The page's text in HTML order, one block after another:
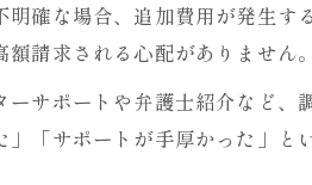
明確な場合、追加費用が発生す
額請求される心配がありません
ーサポートや弁護士紹介など
」「サポートが手厚かった」と